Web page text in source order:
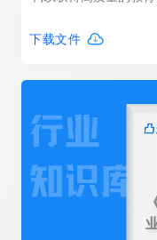
费者剩余,再通过社群
新的消费形式,深入探
下载文件